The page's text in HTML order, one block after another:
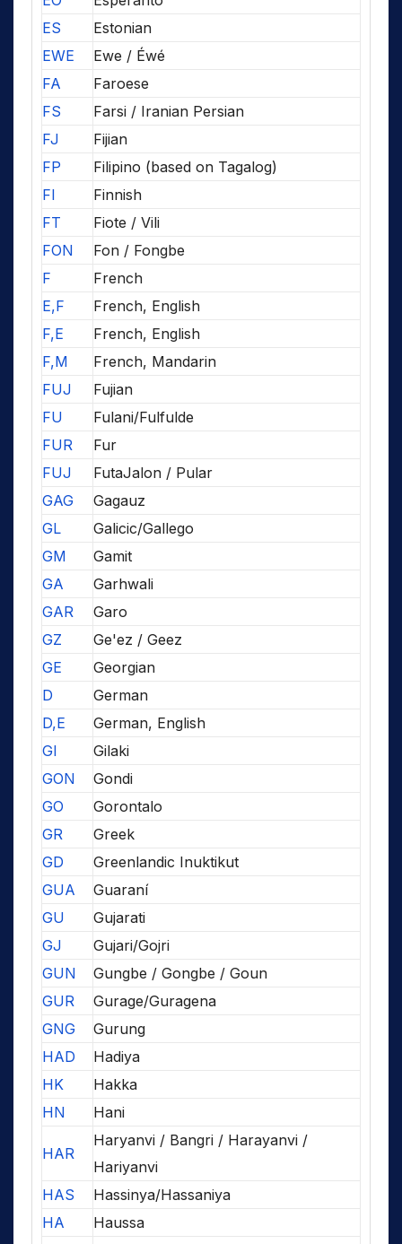
ES
Estonian
EWE
Ewe / Éwé
FA
Faroese
FS
Farsi / Iranian Persian
FJ
Fijian
FP
Filipino (based on Tagalog)
FI
Finnish
FT
Fiote / Vili
FON
Fon / Fongbe
F
French
E,F
French, English
F,E
French, English
F,M
French, Mandarin
FUJ
Fujian
FU
Fulani/Fulfulde
FUR
Fur
FUJ
FutaJalon / Pular
GAG
Gagauz
GL
Galicic/Gallego
GM
Gamit
GA
Garhwali
GAR
Garo
GZ
Ge'ez / Geez
GE
Georgian
D
German
D,E
German, English
GI
Gilaki
GON
Gondi
GO
Gorontalo
GR
Greek
GD
Greenlandic Inuktikut
GUA
Guaraní
GU
Gujarati
GJ
Gujari/Gojri
GUN
Gungbe / Gongbe / Goun
GUR
Gurage/Guragena
GNG
Gurung
HAD
Hadiya
HK
Hakka
HN
Hani
HAR
Haryanvi / Bangri / Harayanvi /
Hariyanvi
HAS
Hassinya/Hassaniya
HA
Haussa